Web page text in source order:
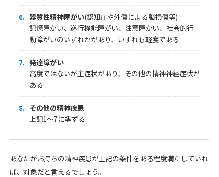
器質性精神障がい(認知症や外傷による脳損傷等)
記憶障がい、遂行機能障がい、注意障がい、社会的行
動障がいのいずれかがあり、いずれも軽度である
発達障がい
高度ではないが主症状があり、その他の精神神経症状が
ある
その他の精神疾患
上記1～7に準ずる
あなたがお持ちの精神疾患が上記の条件をある程度満たしていれ
ば、対象だと言えるでしょう。